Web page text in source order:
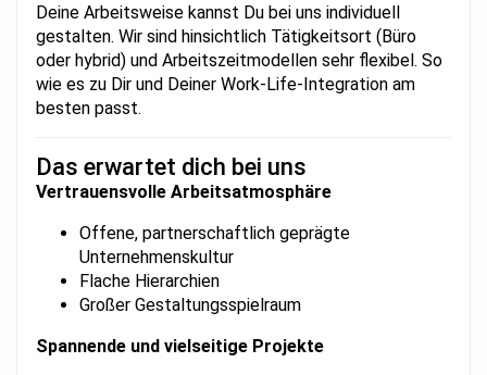
Deine Arbeitsweise kannst Du bei uns individuell
gestalten. Wir sind hinsichtlich Tätigkeitsort (Büro
oder hybrid) und Arbeitszeitmodellen sehr flexibel. So
wie es zu Dir und Deiner Work-Life-Integration am
besten passt.
Das erwartet dich bei uns
Vertrauensvolle Arbeitsatmosphäre
Offene, partnerschaftlich geprägte
Unternehmenskultur
Flache Hierarchien
Großer Gestaltungsspielraum
Spannende und vielseitige Projekte